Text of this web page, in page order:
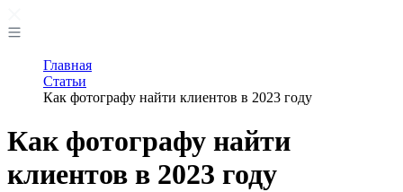
Главная
Статьи
Как фотографу найти клиентов в 2023 году
Как фотографу найти
клиентов в 2023 году